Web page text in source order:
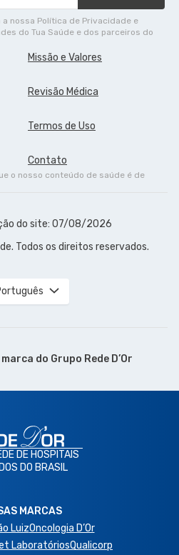
nossa Política de Privacidade e
do Tua Saúde e dos parceiros do
Missão e Valores
Revisão Médica
Termos de Uso
Contato
o nosso conteúdo de saúde é de
do site: 07/08/2026
Todos os direitos reservados.
marca do Grupo Rede D’Or
DE HOSPITAIS
DO BRASIL
MARCAS
LuizOncologia D’Or
LaboratóriosQualicorp